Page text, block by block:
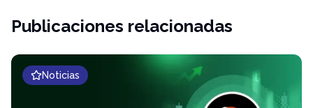
Publicaciones relacionadas
Noticias